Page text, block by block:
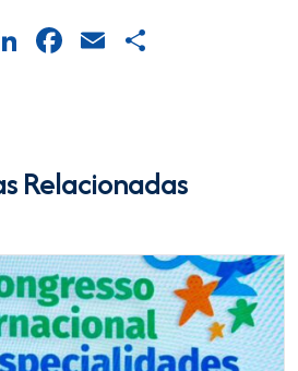
LinkedIn
Facebook
Email
Relacionadas